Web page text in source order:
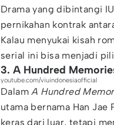
Drama yang dibintangi
pernikahan kontrak
Kalau menyukai kisah
serial ini bisa menjadi
3. A Hundred
youtube.com/viuindonesiaofficial
DalamA Hundred
utama bernama Han
keras dari luar, tetapi